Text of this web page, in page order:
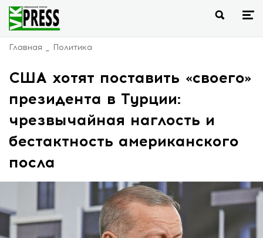
Главная Политика
США хотят поставить «своего»
президента в Турции:
чрезвычайная наглость и
бестактность американского
посла